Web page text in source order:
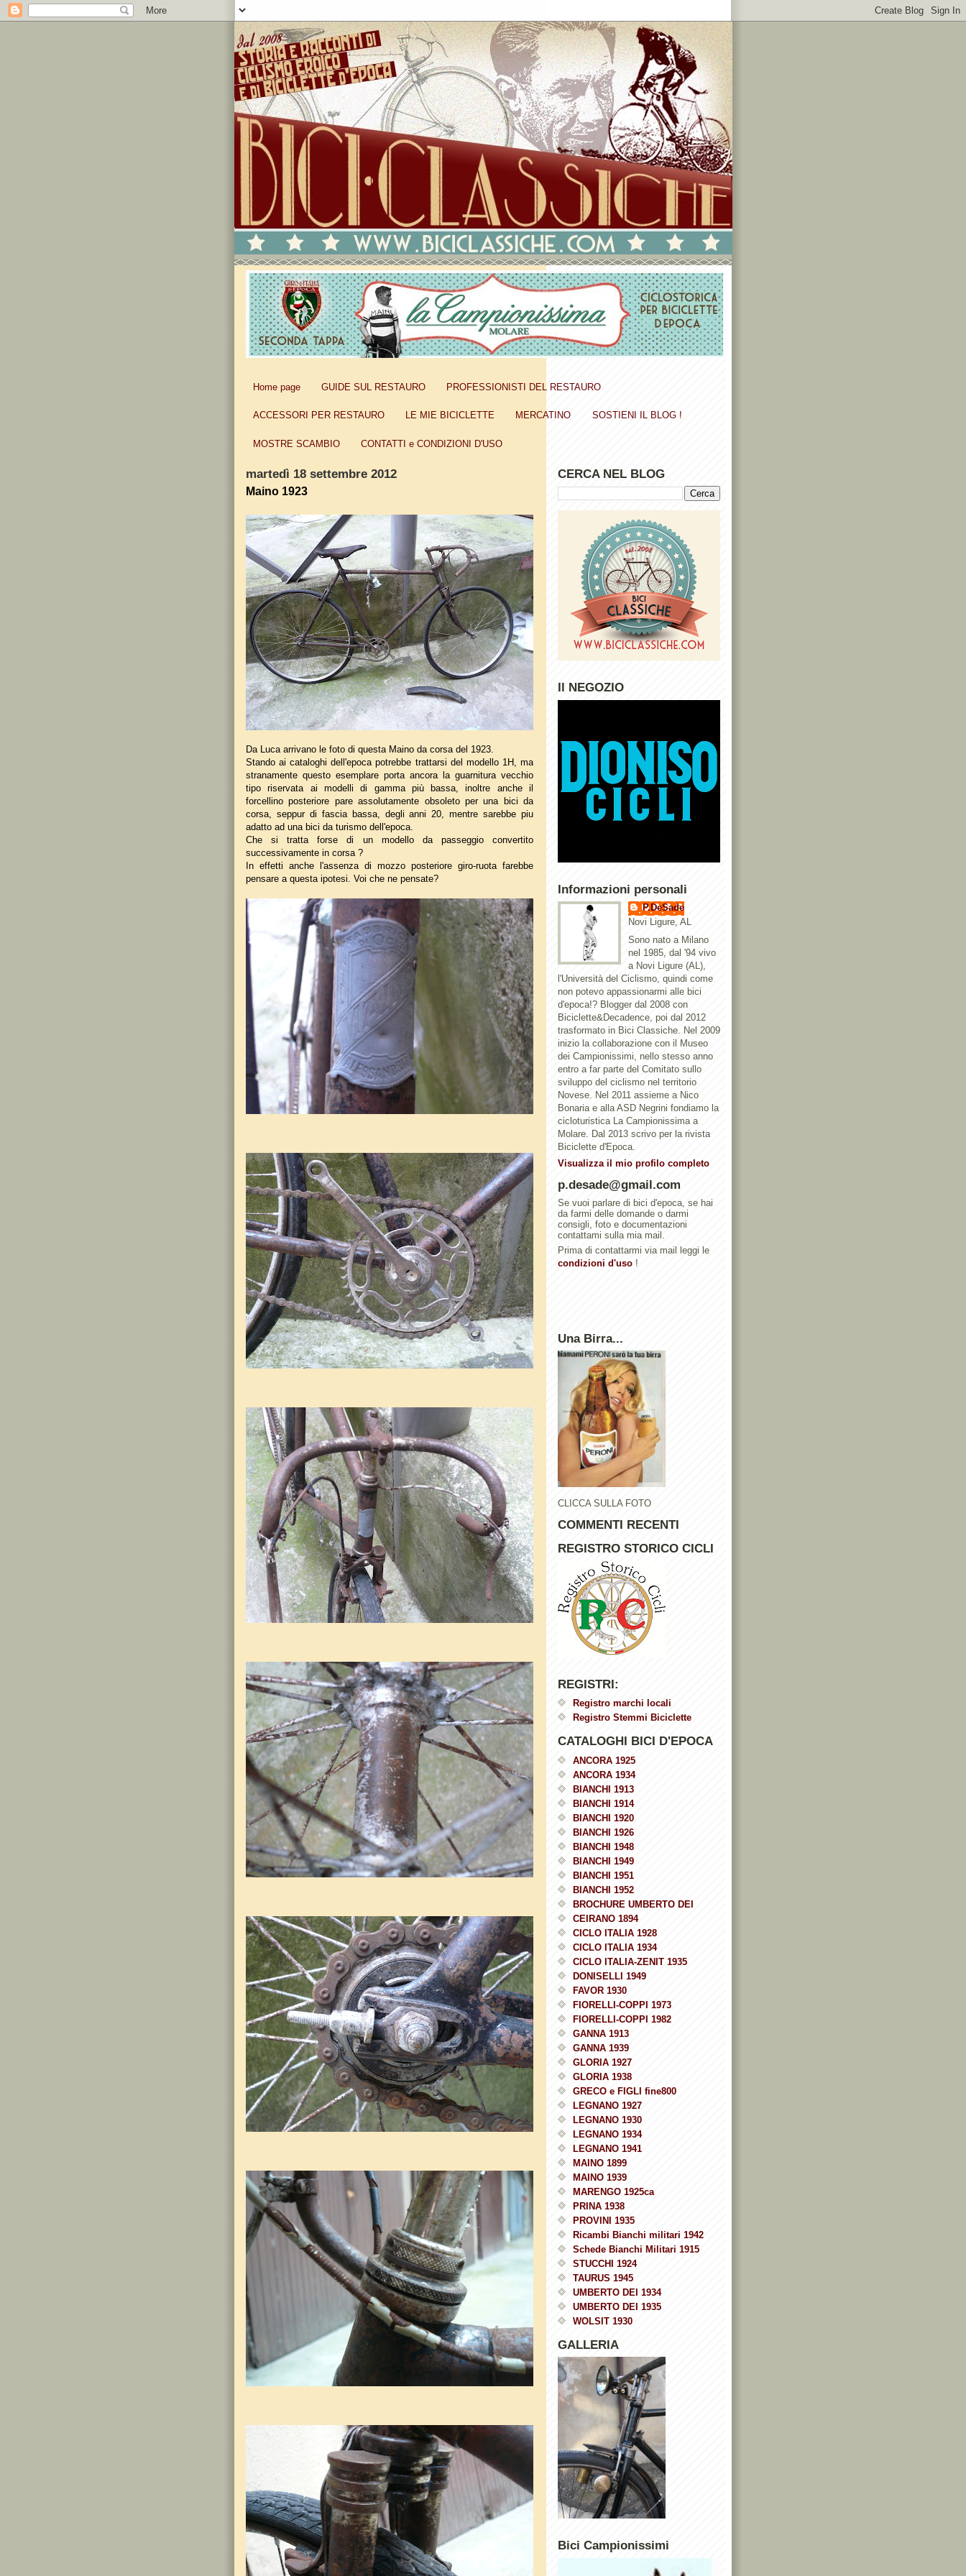
Home page GUIDE SUL RESTAURO PROFESSIONISTI DEL RESTAURO
ACCESSORI PER RESTAURO LE MIE BICICLETTE MERCATINO SOSTIENI IL BLOG !
MOSTRE SCAMBIO CONTATTI e CONDIZIONI D'USO
martedì 18 settembre 2012
Maino 1923
Da Luca arrivano le foto di questa Maino da corsa del 1923.
Stando ai cataloghi dell'epoca potrebbe trattarsi del modello 1H, ma
stranamente questo esemplare porta ancora la guarnitura vecchio
tipo riservata ai modelli di gamma più bassa, inoltre anche il
forcellino posteriore pare assolutamente obsoleto per una bici da
corsa, seppur di fascia bassa, degli anni 20, mentre sarebbe piu
adatto ad una bici da turismo dell'epoca.
Che si tratta forse di un modello da passeggio convertito
successivamente in corsa ?
In effetti anche l'assenza di mozzo posteriore giro-ruota farebbe
pensare a questa ipotesi. Voi che ne pensate?
CERCA NEL BLOG
Il NEGOZIO
Informazioni personali
P.DeSade
Novi Ligure, AL
Sono nato a Milano
nel 1985, dal '94 vivo
a Novi Ligure (AL),
l'Università del Ciclismo, quindi come
non potevo appassionarmi alle bici
d'epoca!? Blogger dal 2008 con
Biciclette&Decadence, poi dal 2012
trasformato in Bici Classiche. Nel 2009
inizio la collaborazione con il Museo
dei Campionissimi, nello stesso anno
entro a far parte del Comitato sullo
sviluppo del ciclismo nel territorio
Novese. Nel 2011 assieme a Nico
Bonaria e alla ASD Negrini fondiamo la
cicloturistica La Campionissima a
Molare. Dal 2013 scrivo per la rivista
Biciclette d'Epoca.
Visualizza il mio profilo completo
p.desade@gmail.com
Se vuoi parlare di bici d'epoca, se hai
da farmi delle domande o darmi
consigli, foto e documentazioni
contattami sulla mia mail.
Prima di contattarmi via mail leggi le
condizioni d'uso !
Una Birra...
CLICCA SULLA FOTO
COMMENTI RECENTI
REGISTRO STORICO CICLI
REGISTRI:
Registro marchi locali
Registro Stemmi Biciclette
CATALOGHI BICI D'EPOCA
ANCORA 1925
ANCORA 1934
BIANCHI 1913
BIANCHI 1914
BIANCHI 1920
BIANCHI 1926
BIANCHI 1948
BIANCHI 1949
BIANCHI 1951
BIANCHI 1952
BROCHURE UMBERTO DEI
CEIRANO 1894
CICLO ITALIA 1928
CICLO ITALIA 1934
CICLO ITALIA-ZENIT 1935
DONISELLI 1949
FAVOR 1930
FIORELLI-COPPI 1973
FIORELLI-COPPI 1982
GANNA 1913
GANNA 1939
GLORIA 1927
GLORIA 1938
GRECO e FIGLI fine800
LEGNANO 1927
LEGNANO 1930
LEGNANO 1934
LEGNANO 1941
MAINO 1899
MAINO 1939
MARENGO 1925ca
PRINA 1938
PROVINI 1935
Ricambi Bianchi militari 1942
Schede Bianchi Militari 1915
STUCCHI 1924
TAURUS 1945
UMBERTO DEI 1934
UMBERTO DEI 1935
WOLSIT 1930
GALLERIA
Bici Campionissimi